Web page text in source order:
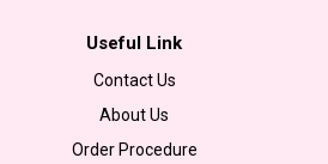
Useful Link
Contact Us
About Us
Order Procedure